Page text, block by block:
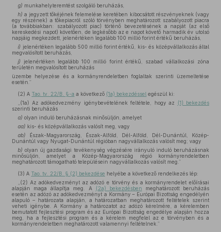
g) munkahelyteremtést szolgáló beruházás,
h) a jegyzett tőkéjének felemelése keretében kibocsátott részvényeknek (vagy
egy részének) a tőkepiacról szóló törvényben meghatározott szabályozott piacra
(a továbbiakban: szabályozott piac) történő bevezetésének a napját (az első
kereskedési napot) követően, de legkésőbb az e napot követő harmadik év utolsó
napjáig megkezdett, jelenértéken legalább 100 millió forint értékű beruházás,
i) jelenértéken legalább 500 millió forint értékű, kis- és középvállalkozás által
megvalósított beruházás,
j) jelenértéken legalább 100 millió forint értékű, szabad vállalkozási zóna
területén megvalósított beruházás
üzembe helyezése és a kormányrendeletben foglaltak szerinti üzemeltetése
esetén.”
(2) A Tao. tv. 22/B. §-a a következő (1a) bekezdéssel egészül ki:
„(1a) Az adókedvezmény igénybevételének feltétele, hogy az
(1) bekezdés
szerinti beruházás
a) olyan induló beruházásnak minősüljön, amelyet
aa) kis- és középvállalkozás valósít meg, vagy
ab) Észak-Magyarország, Észak-Alföld, Dél-Alföld, Dél-Dunántúl, Közép-
Dunántúl vagy Nyugat-Dunántúl régióban nagyvállalkozás valósít meg; vagy
b) olyan új gazdasági tevékenység végzésére irányuló induló beruházásnak
minősüljön, amelyet a Közép-Magyarország régió kormányrendeletben
meghatározott támogatható településein nagyvállalkozás valósít meg.”
(3) A Tao. tv. 22/B. § (2) bekezdése helyébe a következő rendelkezés lép:
„(2) Az adókedvezményt az adózó e törvény és a kormányrendelet előírásai
alapján maga állapítja meg. A
(2a) bekezdésben meghatározott beruházás
esetén az adózó az adókedvezményt a Kormány – Európai Bizottság engedélyén
alapuló – határozata alapján, a határozatban meghatározott feltételek szerint
veheti igénybe. A Kormány a határozatot az adózó kérelmére, a kérelemben
bemutatott fejlesztési program és az Európai Bizottság engedélye alapján hozza
meg, ha a fejlesztési program és a kérelem megfelel az e törvényben és a
kormányrendeletben meghatározott valamennyi feltételnek.”